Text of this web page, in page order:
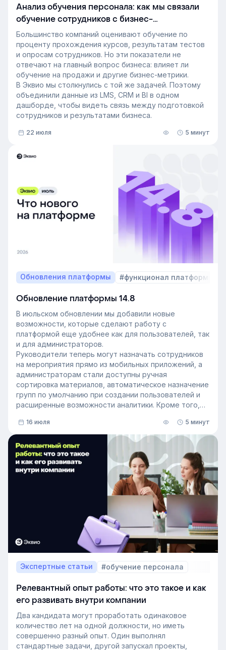
Анализ обучения персонала: как мы связали
обучение сотрудников с бизнес-
показателями
Большинство компаний оценивают обучение по
проценту прохождения курсов, результатам тестов
и опросам сотрудников. Но эти показатели не
отвечают на главный вопрос бизнеса: влияет ли
обучение на продажи и другие бизнес-метрики.
В Эквио мы столкнулись с той же задачей. Поэтому
объединили данные из LMS, CRM и BI в одном
дашборде, чтобы видеть связь между подготовкой
сотрудников и результатами бизнеса.
22 июля 5 минут
Обновления платформы #функционал платформы
Обновление платформы 14.8
В июльском обновлении мы добавили новые
возможности, которые сделают работу с
платформой еще удобнее как для пользователей, так
и для администраторов.
Руководители теперь могут назначать сотрудников
на мероприятия прямо из мобильных приложений, а
администраторам стали доступны ручная
сортировка материалов, автоматическое назначение
групп по умолчанию при создании пользователей и
расширенные возможности аналитики. Кроме того,
он охватывает и материалы из раздела «Проводник».
16 июля 5 минут
Экспертные статьи #обучение персонала
Релевантный опыт работы: что это такое и как
его развивать внутри компании
Два кандидата могут проработать одинаковое
количество лет на одной должности, но иметь
совершенно разный опыт. Один выполнял
стандартные задачи, другой запускал проекты,